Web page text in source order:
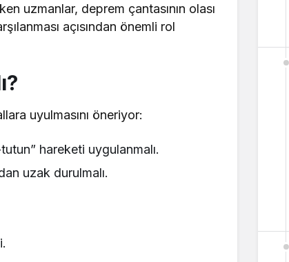
uzmanlar, deprem çantasının olası
açısından önemli rol
uyulmasını öneriyor:
hareketi uygulanmalı.
uzak durulmalı.